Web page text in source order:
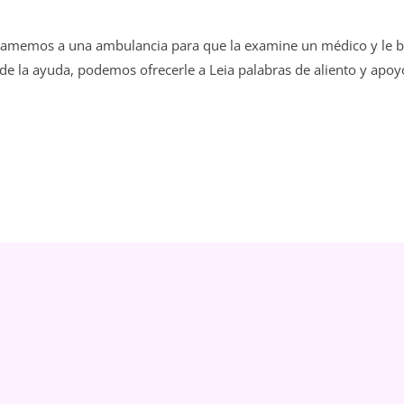
a una ambulancia para que la examine un médico y le
la ayuda, podemos ofrecerle a Leia palabras de aliento y